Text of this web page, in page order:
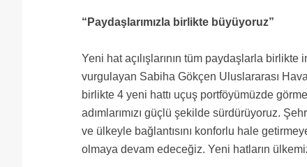
“Paydaşlarımızla birlikte büyüyoruz”
Yeni hat açılışlarının tüm paydaşlarla
vurgulayan Sabiha Gökçen Uluslararası
birlikte 4 yeni hattı uçuş portföyümüzde
adımlarımızı güçlü şekilde sürdürüyoruz.
ve ülkeyle bağlantısını konforlu hale
olmaya devam edeceğiz. Yeni hatların